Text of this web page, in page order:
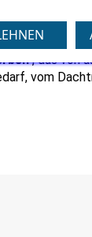
von
, das von
vom